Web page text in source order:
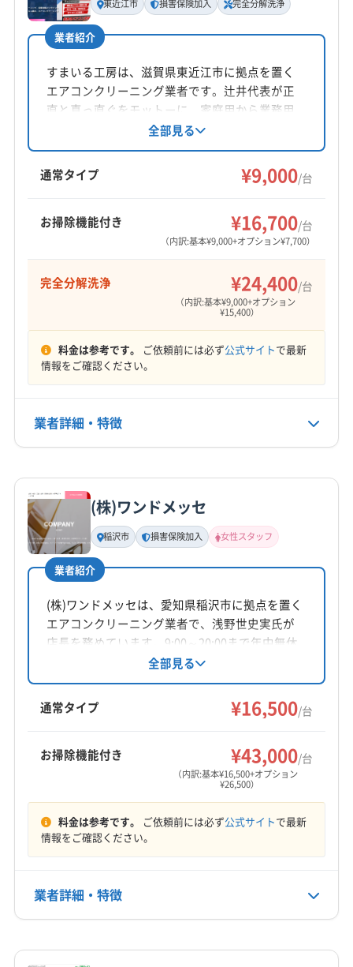
電話番号
非公開
公式HP
公式サイトなし
東近江市 損害保険加入 完全分解洗浄
業者紹介
すまいる工房は、滋賀県東近江市に拠点を置く
エアコンクリーニング業者です。辻井代表が正
直と真っ直ぐをモットーに、家庭用から業務用
まで幅広いエアコンに対応。損害保険加入済み
です。完全分解洗浄や防カビ抗菌コートも提供
し、年間1000台以上の実績があります。
全部見る
通常タイプ ¥9,000/台
お掃除機能付き ¥16,700/台
（内訳:基本¥9,000+オプション¥7,700）
完全分解洗浄 ¥24,400/台
（内訳:基本¥9,000+オプション
¥15,400）
料金は参考です。 ご依頼前には必ず公式サイトで最新
情報をご確認ください。
業者詳細・特徴
基本情報
代表者名
辻井修
所在地
滋賀県東近江市建部堺町293-6
対応地域
栗東市 湖南市
草津市
大津市 長浜市 東近江市 米原市
野洲市
愛知郡愛荘町
蒲生郡竜王町
定休日
年中無休
090-3279-7184
(株)ワンドメッセ
稲沢市 損害保険加入 女性スタッフ
業者紹介
(株)ワンドメッセは、愛知県稲沢市に拠点を置く
エアコンクリーニング業者で、浅野世史実氏が
店長を務めています。9:00～20:00まで年中無休
で営業し、壁掛け型エアコンに対応。基本料金
は16,500円/台、お掃除機能付きは26,500円/台で
す。損害保険加入済みで、女性スタッフも在籍
しているため、安心して依頼できる点が特徴で
全部見る
通常タイプ ¥16,500/台
お掃除機能付き ¥43,000/台
（内訳:基本¥16,500+オプション
¥26,500）
料金は参考です。 ご依頼前には必ず公式サイトで最新
情報をご確認ください。
業者詳細・特徴